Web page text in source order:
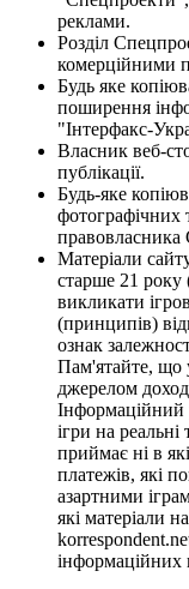
реклами.
Розділ
комерційними
Будь яке
поширення
"Інтерфакс-
Власник веб-
публікації.
Будь-яке
фотографічних
правовласника
Матеріали
старше 21 року
викликати
(принципів)
ознак
Пам'ятайте, що
джерелом
Інформаційний
ігри на реальні
приймає ні в
платежів, які
азартними
які матеріали
інформаційних